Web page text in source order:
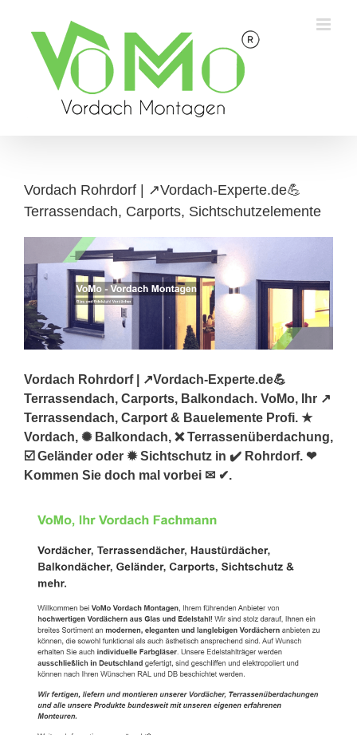
content
Vordach Rohrdorf | ↗️Vordach-Experte.de💪
Terrassendach, Carports, Sichtschutzelemente
Vordach Rohrdorf | ↗️Vordach-Experte.de💪
Terrassendach, Carports, Balkondach. VoMo, Ihr ↗️
Terrassendach, Carport & Bauelemente Profi. ★
Vordach, ✺ Balkondach, ❌ Terrassenüberdachung,
☑️ Geländer oder ✹ Sichtschutz in ✔️ Rohrdorf. ❤
Kommen Sie doch mal vorbei ✉ ✔.